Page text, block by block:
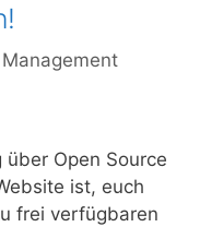
Open Source
ist, euch
frei ver­füg­ba­ren